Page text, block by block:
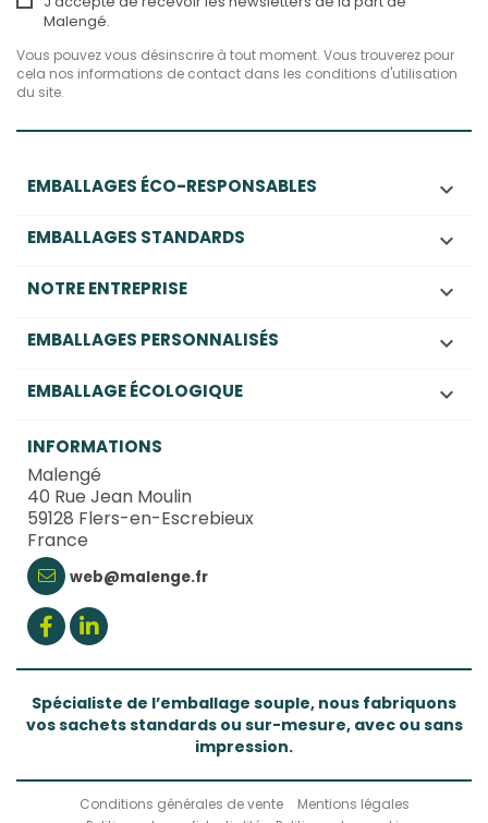
Malengé.
Vous pouvez vous désinscrire à tout moment. Vous trouverez pour
cela nos informations de contact dans les conditions d'utilisation
du site.
EMBALLAGES ÉCO-RESPONSABLES 
EMBALLAGES STANDARDS 
NOTRE ENTREPRISE 
EMBALLAGES PERSONNALISÉS 
EMBALLAGE ÉCOLOGIQUE 
INFORMATIONS
Malengé
40 Rue Jean Moulin
59128 Flers-en-Escrebieux
France
web@malenge.fr
Spécialiste de l’emballage souple, nous fabriquons
vos sachets standards ou sur-mesure, avec ou sans
impression.
Conditions générales de vente
Mentions légales